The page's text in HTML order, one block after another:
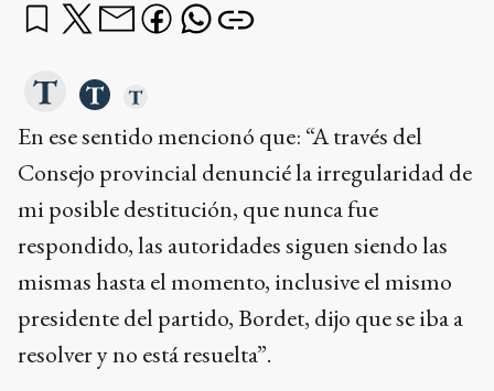
En ese sentido mencionó que: “A través del
Consejo provincial denuncié la irregularidad de
mi posible destitución, que nunca fue
respondido, las autoridades siguen siendo las
mismas hasta el momento, inclusive el mismo
presidente del partido, Bordet, dijo que se iba a
resolver y no está resuelta”.